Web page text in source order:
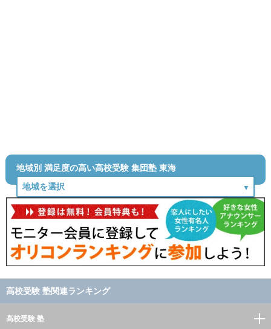
地域別 満足度の高い高校受験 集団塾 東海
高校受験 塾関連ランキング
高校受験 塾